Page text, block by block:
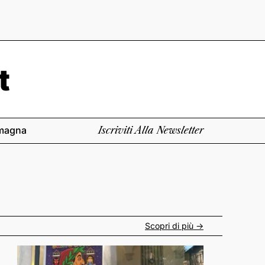
Iscriviti Alla Newsletter
Scopri di più ->